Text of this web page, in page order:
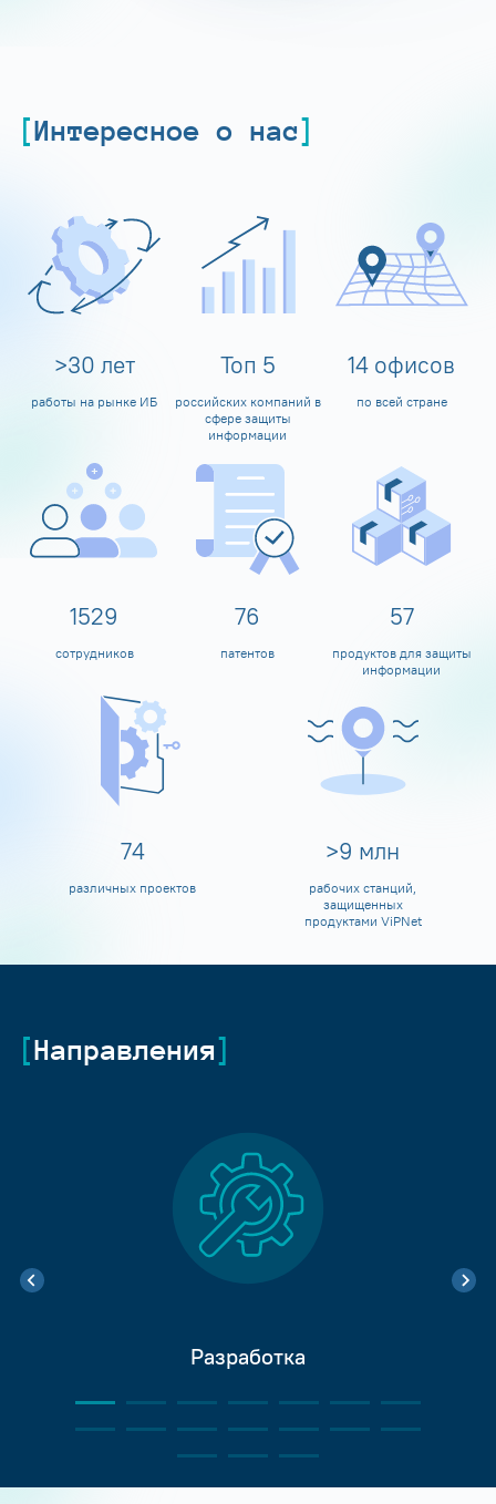
Интересное о нас
>30 лет
работы на рынке ИБ
Топ 5
российских компаний в
сфере защиты
информации
14 офисов
по всей стране
1600
сотрудников
80
патентов
60
продуктов для защиты
информации
80
различных проектов
>10 млн
рабочих станций,
защищенных
продуктами ViPNet
Направления
Разработка